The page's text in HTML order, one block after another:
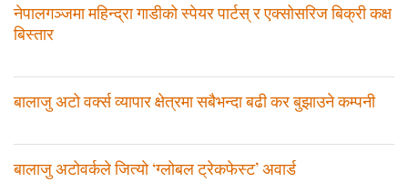
नेपालगञ्जमा महिन्द्रा गाडीको स्पेयर पार्टस् र एक्सोसरिज बिक्री कक्ष
बिस्तार
बालाजु अटो वर्क्स व्यापार क्षेत्रमा सबैभन्दा बढी कर बुझाउने कम्पनी
बालाजु अटोवर्कले जित्याे ‘ग्लोबल ट्रेकफेस्ट’ अवार्ड